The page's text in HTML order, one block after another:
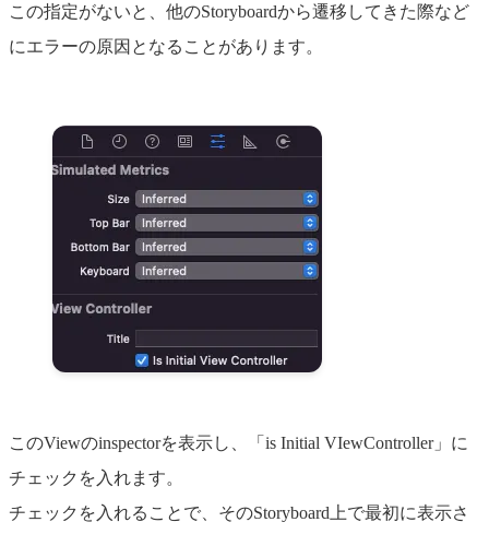
この指定がないと、他のStoryboardから遷移してきた際など
にエラーの原因となることがあります。
このViewのinspectorを表示し、「is Initial VIewController」に
チェックを入れます。
チェックを入れることで、そのStoryboard上で最初に表示さ